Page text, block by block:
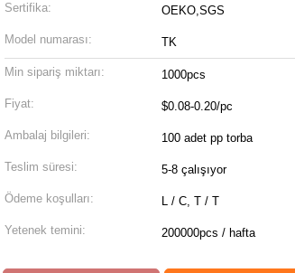
Sertifika: OEKO,SGS
Model numarası: TK
Min sipariş miktarı: 1000pcs
Fiyat: $0.08-0.20/pc
Ambalaj bilgileri: 100 adet pp torba
Teslim süresi: 5-8 çalışıyor
Ödeme koşulları: L / C, T / T
Yetenek temini: 200000pcs / hafta